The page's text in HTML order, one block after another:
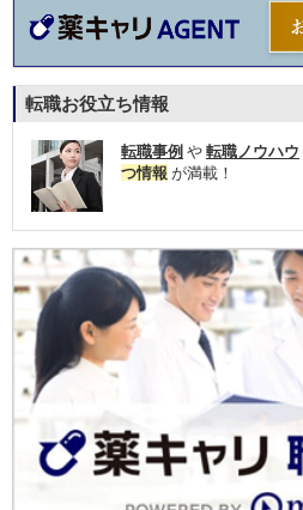
転職お役立ち情報
転職事例 や 転職ノウハウ
つ情報 が満載！